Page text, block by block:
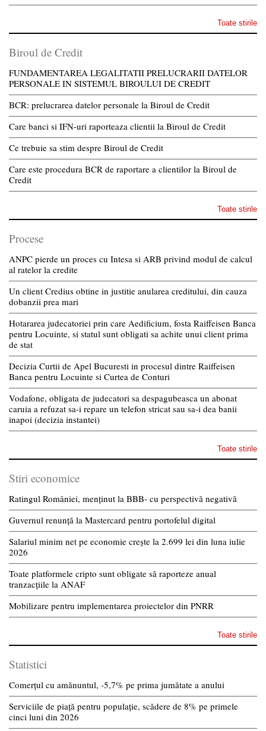
Toate stirile
Biroul de Credit
FUNDAMENTAREA LEGALITATII PRELUCRARII DATELOR
PERSONALE IN SISTEMUL BIROULUI DE CREDIT
BCR: prelucrarea datelor personale la Biroul de Credit
Care banci si IFN-uri raporteaza clientii la Biroul de Credit
Ce trebuie sa stim despre Biroul de Credit
Care este procedura BCR de raportare a clientilor la Biroul de
Credit
Toate stirile
Procese
ANPC pierde un proces cu Intesa si ARB privind modul de calcul
al ratelor la credite
Un client Credius obtine in justitie anularea creditului, din cauza
dobanzii prea mari
Hotararea judecatoriei prin care Aedificium, fosta Raiffeisen Banca
pentru Locuinte, si statul sunt obligati sa achite unui client prima
de stat
Decizia Curtii de Apel Bucuresti in procesul dintre Raiffeisen
Banca pentru Locuinte si Curtea de Conturi
Vodafone, obligata de judecatori sa despagubeasca un abonat
caruia a refuzat sa-i repare un telefon stricat sau sa-i dea banii
inapoi (decizia instantei)
Toate stirile
Stiri economice
Ratingul României, menținut la BBB- cu perspectivă negativă
Guvernul renunță la Mastercard pentru portofelul digital
Salariul minim net pe economie crește la 2.699 lei din luna iulie
2026
Toate platformele cripto sunt obligate să raporteze anual
tranzacțiile la ANAF
Mobilizare pentru implementarea proiectelor din PNRR
Toate stirile
Statistici
Comerțul cu amănuntul, -5,7% pe prima jumătate a anului
Serviciile de piață pentru populație, scădere de 8% pe primele
cinci luni din 2026